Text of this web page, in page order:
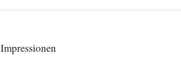
Impressionen